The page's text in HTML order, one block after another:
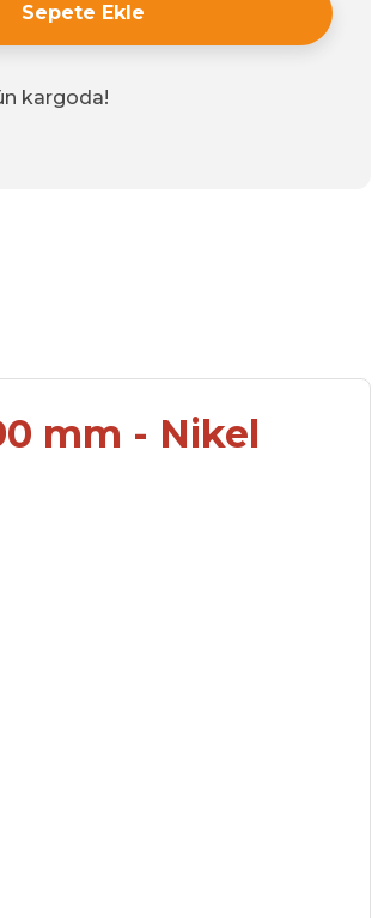
Sepete Ekle
kargoda!